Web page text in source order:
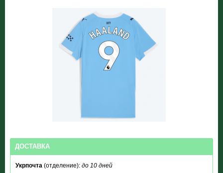
ДОСТАВКА
Укрпочта (отделение): до 10 дней